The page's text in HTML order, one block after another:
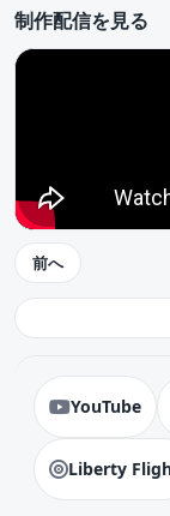
制作配信を見る
前へ
YouTube
Liberty